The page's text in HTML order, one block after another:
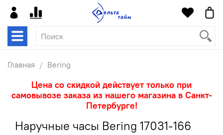
Главная Bering
Цена со скидкой действует только при
самовывозе заказа из нашего магазина в Санкт-
Петербурге!
Наручные часы Bering 17031-166